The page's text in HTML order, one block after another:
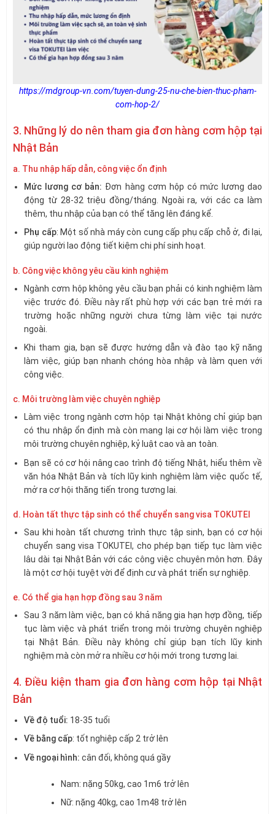
https://mdgroup-vn.com/tuyen-dung-25-nu-che-bien-thuc-pham-
com-hop-2/
3. Những lý do nên tham gia đơn hàng cơm hộp tại
Nhật Bản
a. Thu nhập hấp dẫn, công việc ổn định
Mức lương cơ bản: Đơn hàng cơm hộp có mức lương dao
động từ 28-32 triệu đồng/tháng. Ngoài ra, với các ca làm
thêm, thu nhập của bạn có thể tăng lên đáng kể.
Phụ cấp: Một số nhà máy còn cung cấp phụ cấp chỗ ở, đi lại,
giúp người lao động tiết kiệm chi phí sinh hoạt.
b. Công việc không yêu cầu kinh nghiệm
Ngành cơm hộp không yêu cầu bạn phải có kinh nghiệm làm
việc trước đó. Điều này rất phù hợp với các bạn trẻ mới ra
trường hoặc những người chưa từng làm việc tại nước
ngoài.
Khi tham gia, bạn sẽ được hướng dẫn và đào tạo kỹ năng
làm việc, giúp bạn nhanh chóng hòa nhập và làm quen với
công việc.
c. Môi trường làm việc chuyên nghiệp
Làm việc trong ngành cơm hộp tại Nhật không chỉ giúp bạn
có thu nhập ổn định mà còn mang lại cơ hội làm việc trong
môi trường chuyên nghiệp, kỷ luật cao và an toàn.
Bạn sẽ có cơ hội nâng cao trình độ tiếng Nhật, hiểu thêm về
văn hóa Nhật Bản và tích lũy kinh nghiệm làm việc quốc tế,
mở ra cơ hội thăng tiến trong tương lai.
d. Hoàn tất thực tập sinh có thể chuyển sang visa TOKUTEI
Sau khi hoàn tất chương trình thực tập sinh, bạn có cơ hội
chuyển sang visa TOKUTEI, cho phép bạn tiếp tục làm việc
lâu dài tại Nhật Bản với các công việc chuyên môn hơn. Đây
là một cơ hội tuyệt vời để định cư và phát triển sự nghiệp.
e. Có thể gia hạn hợp đồng sau 3 năm
Sau 3 năm làm việc, bạn có khả năng gia hạn hợp đồng, tiếp
tục làm việc và phát triển trong môi trường chuyên nghiệp
tại Nhật Bản. Điều này không chỉ giúp bạn tích lũy kinh
nghiệm mà còn mở ra nhiều cơ hội mới trong tương lai.
4. Điều kiện tham gia đơn hàng cơm hộp tại Nhật
Bản
Về độ tuổi: 18-35 tuổi
Về bằng cấp: tốt nghiệp cấp 2 trở lên
Về ngoại hình: cân đối, không quá gầy
Nam: nặng 50kg, cao 1m6 trở lên
Nữ: nặng 40kg, cao 1m48 trở lên